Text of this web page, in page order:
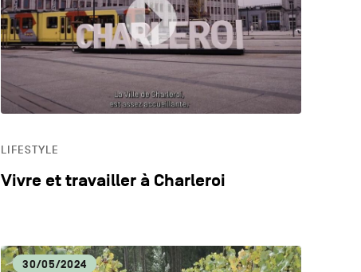
LIFESTYLE
Vivre et travailler à Charleroi
30/05/2024